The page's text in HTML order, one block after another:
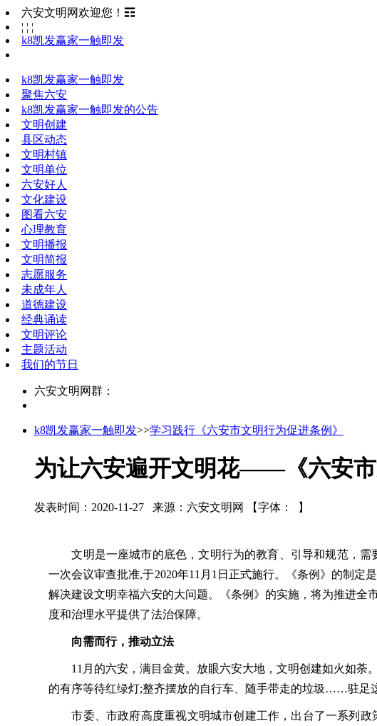
六安文明网欢迎您！☶
¦ ¦ ¦
k8凯发赢家一触即发
k8凯发赢家一触即发
聚焦六安
k8凯发赢家一触即发的公告
文明创建
县区动态
文明村镇
文明单位
六安好人
文化建设
图看六安
心理教育
文明播报
文明简报
志愿服务
未成年人
道德建设
经典诵读
文明评论
主题活动
我们的节日
六安文明网群：
k8凯发赢家一触即发>>学习践行《六安市文明行为促进条例》
为让六安遍开文明花——《六安
发表时间：2020-11-27 来源：六安文明网 【字体： 】
文明是一座城市的底色，文明行为的教育、引导和规范，需
一次会议审查批准,于2020年11月1日正式施行。《条例》的制定
解决建设文明幸福六安的大问题。《条例》的实施，将为推进
度和治理水平提供了法治保障。
向需而行，推动立法
11月的六安，满目金黄。放眼六安大地，文明创建如火如荼。
的有序等待红绿灯;整齐摆放的自行车、随手带走的垃圾……驻足
市委、市政府高度重视文明城市创建工作，出台了一系列政